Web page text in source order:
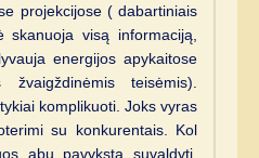
projekcijose ( dabartiniais
skanuoja visą informaciją,
energijos apykaitose
teisėmis).
komplikuoti. Joks vyras
su konkurentais. Kol
abu pavyksta suvaldyti,